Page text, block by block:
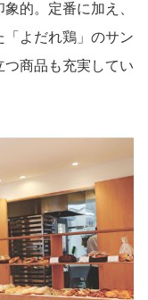
的。定番に加え、
「よだれ鶏」のサン
つ商品も充実してい